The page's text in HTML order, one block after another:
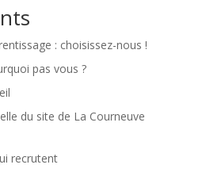
: choisissez-nous !
pas vous ?
du site de La Courneuve
recrutent